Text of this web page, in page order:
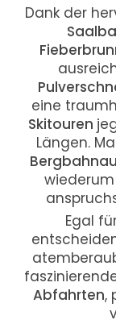
Dank der
eine
Skitouren
Längen.
Egal
Abfahrten,